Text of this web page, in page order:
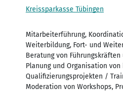
Kreissparkasse Tübingen
Mitarbeiterführung,
Weiterbildung, Fort- und
Beratung von
Planung und Organisation
Qualifizierungsprojekten /
Moderation von Workshops,